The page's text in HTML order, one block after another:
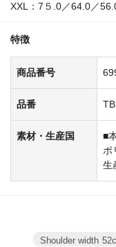
XXL：7５.0／64.0／
特徴
商品番号
品番
素材・生産国
■
ポ
生
Shoulder width